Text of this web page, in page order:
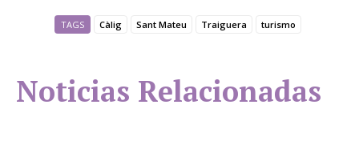
TAGS Càlig Sant Mateu Traiguera turismo
Noticias Relacionadas